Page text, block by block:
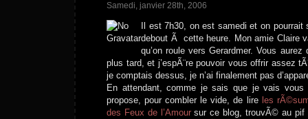
Samedi, janvier 28th, 2006
Il est 7h30, on est samedi et on
debout Ã cette heure. Mon amie Claire
qu’on roule vers Gerardmer. Vous
plus tard, et j’espÃ¨re pouvoir vous offrir assez
je comptais dessus, je n’ai finalement pas
En attendant, comme je sais que je vais vous
propose, pour combler le vide, de lire les
des Feux de l’Amoursur ce blog, trouvÃ© au pif